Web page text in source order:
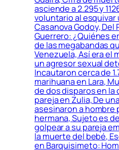
asciende a 2.295 y
voluntario al esquivar
Casanova Godoy, Del
Guerrero: ¿Quiénes
de las megabandas
Venezuela, Así era el
un agresor sexual
Incautaron cerca de
marihuana en Lara,
de dos disparos en la
pareja en Zulia, De
asesinaron a hombre
hermana, Sujeto es
golpear a su pareja
la muerte del bebé,
en Barquisimeto: